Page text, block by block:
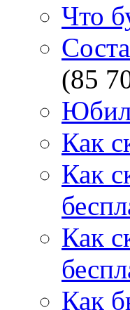
Что
(85
Как
Как
Как
Как